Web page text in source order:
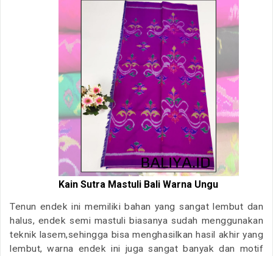
Kain Sutra Mastuli Bali Warna Ungu
Tenun endek ini memiliki bahan yang sangat lembut dan
halus, endek semi mastuli biasanya sudah menggunakan
teknik lasem,sehingga bisa menghasilkan hasil akhir yang
lembut, warna endek ini juga sangat banyak dan motif